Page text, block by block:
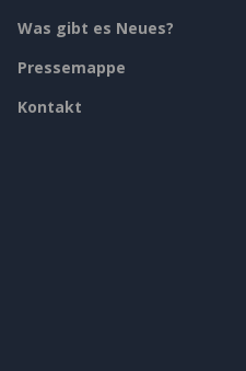
Was gibt es Neues?
Pressemappe
Kontakt